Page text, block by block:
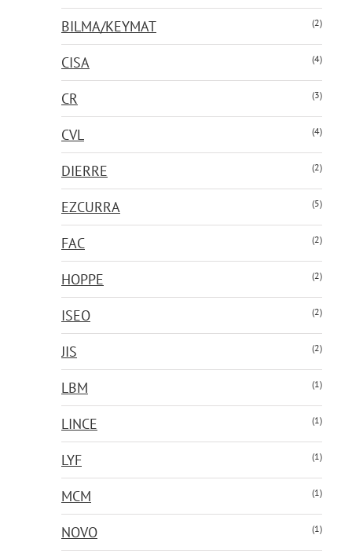
BILMA/KEYMAT (2)
CISA (4)
CR (3)
CVL (4)
DIERRE (2)
EZCURRA (5)
FAC (2)
HOPPE (2)
ISEO (2)
JIS (2)
LBM (1)
LINCE (1)
LYF (1)
MCM (1)
NOVO (1)